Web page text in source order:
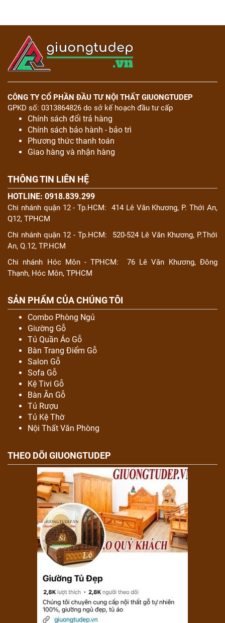
CÔNG TY CỔ PHẦN ĐẦU TƯ NỘI THẤT GIUONGTUDEP
GPKD số: 0313864826 do sở kế hoạch đầu tư cấp
Chính sách đổi trả hàng
Chính sách bảo hành - bảo trì
Phương thức thanh toán
Giao hàng và nhận hàng
THÔNG TIN LIÊN HỆ
HOTLINE: 0918.839.299
Chi nhánh quận 12 - Tp.HCM:
414 Lê Văn Khương, P. Thới An,
Q12, TPHCM
Chi nhánh quận 12 - Tp.HCM:
520-524 Lê Văn Khương, P.Thới
An, Q.12, TP.HCM
Chi nhánh Hóc Môn - TPHCM:
76 Lê Văn Khương, Đông
Thạnh, Hóc Môn, TPHCM
SẢN PHẨM CỦA CHÚNG TÔI
Combo Phòng Ngủ
Giường Gỗ
Tủ Quần Áo Gỗ
Bàn Trang Điểm Gỗ
Salon Gỗ
Sofa Gỗ
Kệ Tivi Gỗ
Bàn Ăn Gỗ
Tủ Rượu
Tủ Kệ Thờ
Nội Thất Văn Phòng
THEO DÕI GIUONGTUDEP